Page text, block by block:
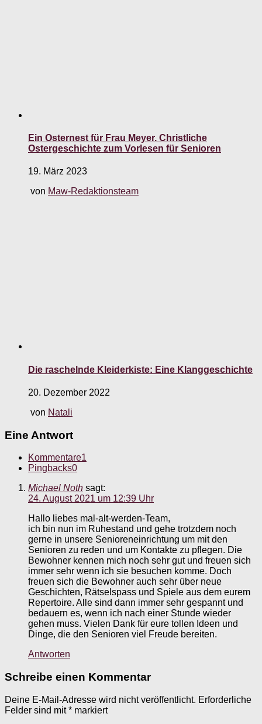
Ein Osternest für Frau Meyer. Christliche
Ostergeschichte zum Vorlesen für Senioren
19. März 2023
von Maw-Redaktionsteam
Die raschelnde Kleiderkiste: Eine Klanggeschichte
20. Dezember 2022
von Natali
Eine Antwort
Kommentare1
Pingbacks0
Michael Noth sagt:
24. August 2021 um 12:39 Uhr
Hallo liebes mal-alt-werden-Team,
ich bin nun im Ruhestand und gehe trotzdem noch
gerne in unsere Senioreneinrichtung um mit den
Senioren zu reden und um Kontakte zu pflegen. Die
Bewohner kennen mich noch sehr gut und freuen sich
immer sehr wenn ich sie besuchen komme. Doch
freuen sich die Bewohner auch sehr über neue
Geschichten, Rätselspass und Spiele aus dem eurem
Repertoire. Alle sind dann immer sehr gespannt und
bedauern es, wenn ich nach einer Stunde wieder
gehen muss. Vielen Dank für eure tollen Ideen und
Dinge, die den Senioren viel Freude bereiten.
Antworten
Schreibe einen Kommentar
Deine E-Mail-Adresse wird nicht veröffentlicht. Erforderliche
Felder sind mit* markiert